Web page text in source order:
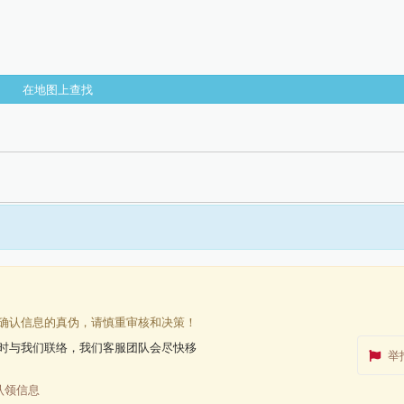
在地图上查找
信息的真伪，请慎重审核和决策！
与我们联络，我们客服团队会尽快移
举
领信息